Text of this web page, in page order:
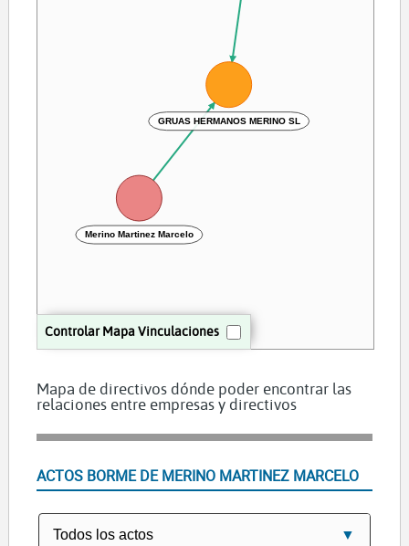
Controlar Mapa Vinculaciones
GRUAS HERMANOS MERINO SL
Merino Martinez Marcelo
Mapa de directivos dónde poder encontrar las
relaciones entre empresas y directivos
ACTOS BORME DE MERINO MARTINEZ MARCELO